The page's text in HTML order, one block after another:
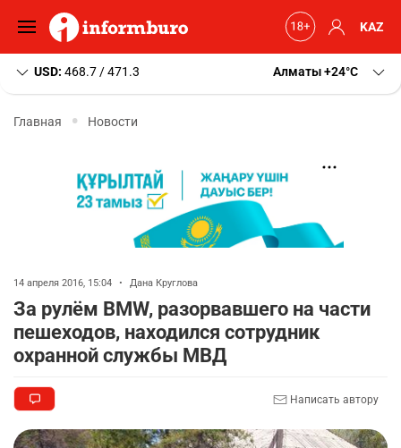
KAZ
USD: 468.7 / 471.3 Алматы+24 C
Главная Новости
14 апреля 2016, 15:04 • Дана Круглова
За рулём BMW, разорвавшего на части
пешеходов, находился сотрудник
охранной службы МВД
Написать автору